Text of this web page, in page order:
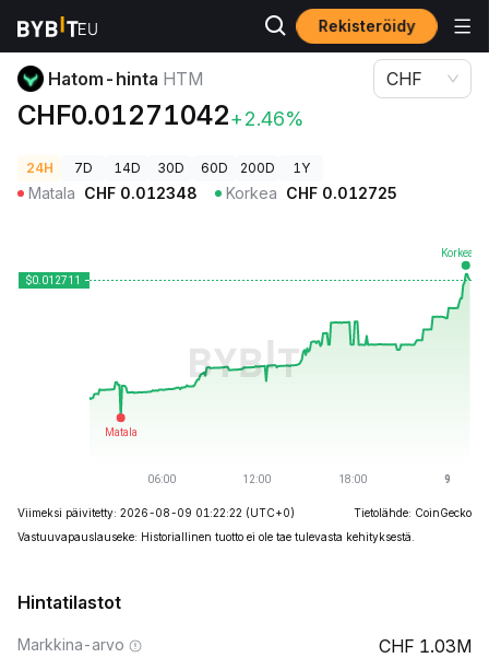
Rekisteröidy
Kryptohinnat
Hatom-hinta HTM
CHF0.01271042+2.46%
CHF
24H 7D 14D 30D 60D 200D 1Y
Matala CHF 0.012348 Korkea CHF 0.012725
Viimeksi päivitetty: 2026-08-09 01:22:22 (UTC+0)
Tietolähde: CoinGecko
Vastuuvapauslauseke: Historiallinen tuotto ei ole tae tulevasta kehityksestä.
Hintatilastot
Markkina-arvo 1.03M